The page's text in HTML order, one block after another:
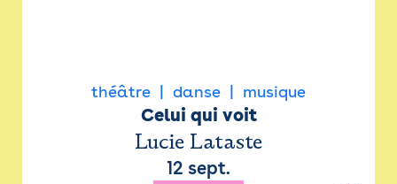
théâtre danse musique
Celui qui voit
Lucie Lataste
12 sept.